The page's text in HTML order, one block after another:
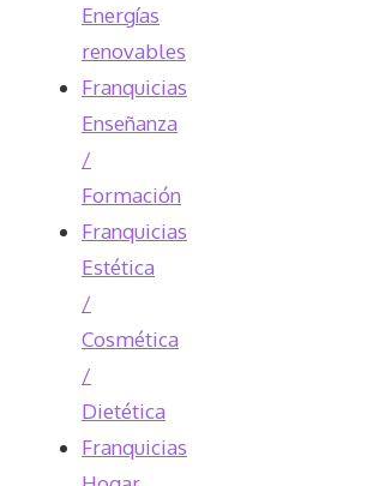
Energías
renovables
Franquicias
Enseñanza
/
Formación
Franquicias
Estética
/
Cosmética
/
Dietética
Franquicias